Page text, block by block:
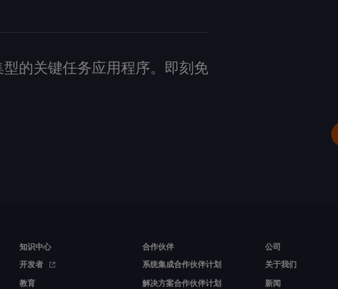
的关键任务应用程序。即刻免
知识中心
开发者
教育
合作伙伴
系统集成合作伙伴计划
解决方案合作伙伴计划
公司
关于我们
新闻